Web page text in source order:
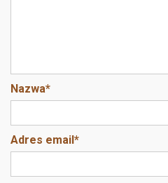
Nazwa*
Adres email *